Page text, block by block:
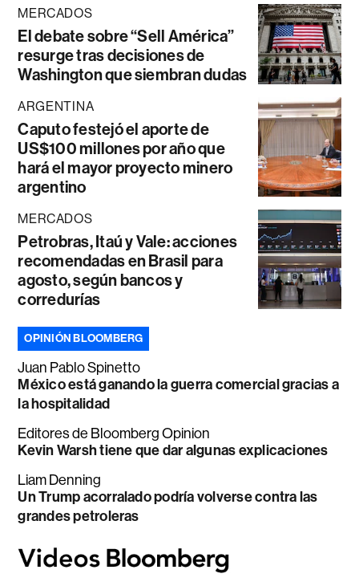
MERCADOS
El debate sobre “Sell América”
resurge tras decisiones de
Washington que siembran dudas
ARGENTINA
Caputo festejó el aporte de
US$100 millones por año que
hará el mayor proyecto minero
argentino
MERCADOS
Petrobras, Itaú y Vale: acciones
recomendadas en Brasil para
agosto, según bancos y
corredurías
OPINIÓN BLOOMBERG
Juan Pablo Spinetto
México está ganando la guerra comercial gracias a
la hospitalidad
Editores de Bloomberg Opinion
Kevin Warsh tiene que dar algunas explicaciones
Liam Denning
Un Trump acorralado podría volverse contra las
grandes petroleras